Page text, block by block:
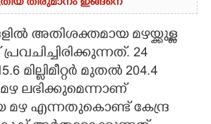
തീരുമാനം ഇങ്ങനെ
അതിശക്തമായ മഴയ്ക്കുള്ള
24
മില്ലിമീറ്റർ മുതൽ 204.4
മഴ ലഭിക്കുമെന്നാണ്
മഴ എന്നതുകൊണ്ട് കേന്ദ്ര